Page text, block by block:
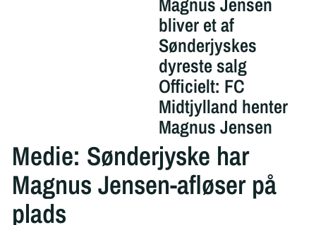
bliver et af
Sønderjyskes
dyreste salg
Officielt: FC
Midtjylland henter
Magnus Jensen
Medie: Sønderjyske har
Magnus Jensen-afløser på
plads